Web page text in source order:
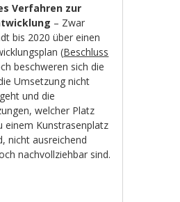
Verfahren zur
– Zwar
bis 2020 über einen
(Beschluss
beschweren sich die
Umsetzung nicht
und die
welcher Platz
einem Kunstrasenplatz
nicht ausreichend
nachvollziehbar sind.